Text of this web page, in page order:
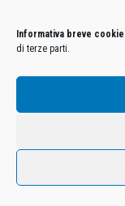
Informativa breve cookie
di terze parti.